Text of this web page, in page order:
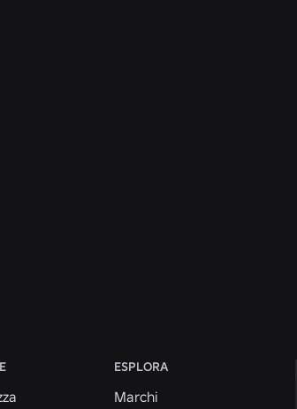
notizie ESPLORA
Marchi